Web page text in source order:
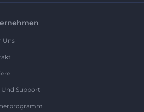
Uns
Und Support